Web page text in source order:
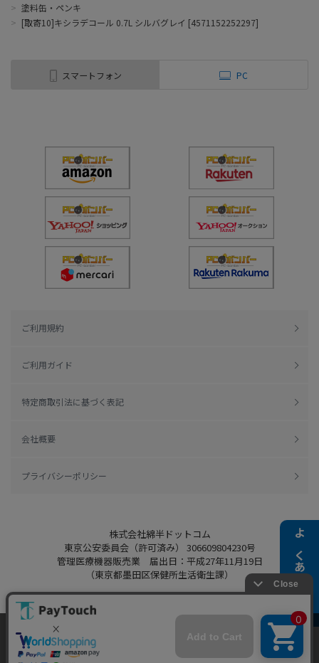
よくある質問
> 塗料缶・ペンキ
> [取寄10]キシラデコール 0.7L シルバグレイ [4571152252297]
スマートフォン PC
ご利用規約
ご利用ガイド
特定商取引法に基づく表記
会社概要
プライバシーポリシー
株式会社綿半ドットコム
東京公安委員会（許可済み） 306609804230号
管理医療機器販売業 届出日：平成27年11月19日
（東京都墨田区保健所生活衛生課）
Copyright 2022
当ウェブサイトでは、お客様により良いサービス
をご提供するため、クッキーを利用しています。